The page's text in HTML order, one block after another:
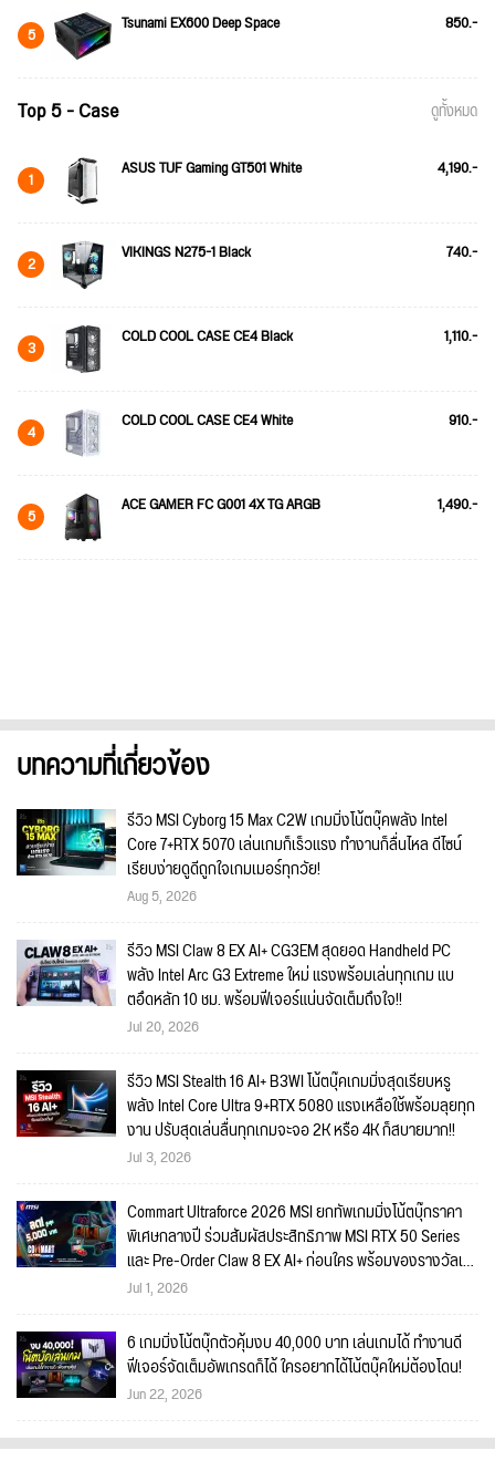
5 Tsunami EX600 Deep Space 850.-
Top 5 - Case ดูทั้งหมด
1 ASUS TUF Gaming GT501 White 4,190.-
2 VIKINGS N275-1 Black 740.-
3 COLD COOL CASE CE4 Black 1,110.-
4 COLD COOL CASE CE4 White 910.-
5 ACE GAMER FC G001 4X TG ARGB 1,490.-
บทความที่เกี่ยวข้อง
รีวิว MSI Cyborg 15 Max C2W เกมมิ่งโน้ตบุ๊คพลัง Intel
Core 7+RTX 5070 เล่นเกมก็เร็วแรง ทำงานก็ลื่นไหล ดีไซน์
เรียบง่ายดูดีถูกใจเกมเมอร์ทุกวัย!
Aug 5, 2026
รีวิว MSI Claw 8 EX AI+ CG3EM สุดยอด Handheld PC
พลัง Intel Arc G3 Extreme ใหม่ แรงพร้อมเล่นทุกเกม แบ
ตอึดหลัก 10 ชม. พร้อมฟีเจอร์แน่นจัดเต็มถึงใจ!!
Jul 20, 2026
รีวิว MSI Stealth 16 AI+ B3WI โน้ตบุ๊คเกมมิ่งสุดเรียบหรู
พลัง Intel Core Ultra 9+RTX 5080 แรงเหลือใช้พร้อมลุยทุก
งาน ปรับสุดเล่นลื่นทุกเกมจะจอ 2K หรือ 4K ก็สบายมาก!!
Jul 3, 2026
Commart Ultraforce 2026 MSI ยกทัพเกมมิ่งโน้ตบุ๊กราคา
พิเศษกลางปี ร่วมสัมผัสประสิทธิภาพ MSI RTX 50 Series
และ Pre-Order Claw 8 EX AI+ ก่อนใคร พร้อมของรางวัลเข้า
ร่วมกิจกรรมในงาน!
Jul 1, 2026
6 เกมมิ่งโน้ตบุ๊กตัวคุ้มงบ 40,000 บาท เล่นเกมได้ ทำงานดี
ฟีเจอร์จัดเต็มอัพเกรดก็ได้ ใครอยากได้โน้ตบุ๊คใหม่ต้องโดน!
Jun 22, 2026